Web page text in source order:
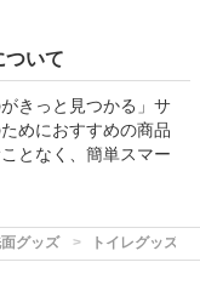
ついて
きっと見つかる」サ
めにおすすめの商品
となく、簡単スマー
グッズ トイレグッズ